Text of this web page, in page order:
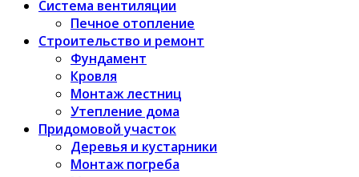
Система вентиляции
Печное отопление
Строительство и ремонт
Фундамент
Кровля
Монтаж лестниц
Утепление дома
Придомовой участок
Деревья и кустарники
Монтаж погреба